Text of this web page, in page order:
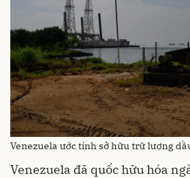
Venezuela ước tính sở hữu trữ lượng
Venezuela đã quốc hữu hóa